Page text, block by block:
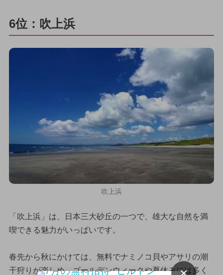
6位：吹上浜
吹上浜
「吹上浜」は、日本三大砂丘の一つで、雄大な自然を満
喫できる魅力がいっぱいです。
春先から秋にかけては、無料でナミノコ貝やアサリの潮
干狩りが楽しめ、ゴールデンウィークや夏休みには多く